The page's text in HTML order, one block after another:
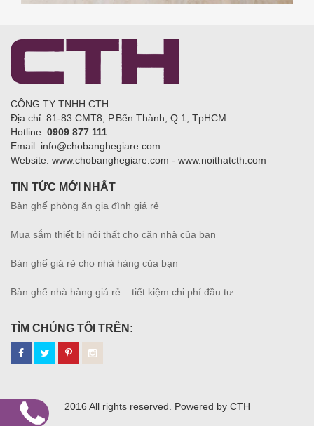
CÔNG TY TNHH CTH
Địa chỉ: 81-83 CMT8, P.Bến Thành, Q.1, TpHCM
Hotline: 0909 877 111
Email: info@chobanghegiare.com
Website: www.chobanghegiare.com - www.noithatcth.com
TIN TỨC MỚI NHẤT
Bàn ghế phòng ăn gia đình giá rẻ
Mua sắm thiết bị nội thất cho căn nhà của bạn
Bàn ghế giá rẻ cho nhà hàng của bạn
Bàn ghế nhà hàng giá rẻ – tiết kiệm chi phí đầu tư
TÌM CHÚNG TÔI TRÊN:
2016 All rights reserved. Powered by CTH